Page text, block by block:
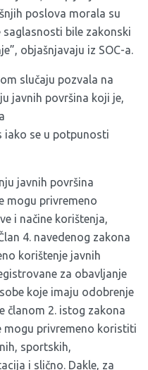
poslova morala su
bile zakonski
objašnjavaju iz SOC-a.
slučaju pozvala na
javnih površina koji je,
se u potpunosti
javnih površina
mogu privremeno
i načine korištenja,
4. navedenog zakona
korištenje javnih
za obavljanje
koje imaju odobrenje
članom 2. istog zakona
mogu privremeno koristiti
sportskih,
i slično. Dakle, za